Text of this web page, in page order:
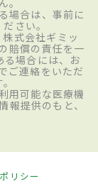
場合は、事前に
さい。
式会社ギミッ
賠償の責任を一
る場合には、お
ご連絡をいただ
用可能な医療機
報提供のもと、
リシー